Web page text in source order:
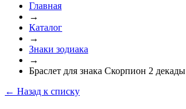
Главная
→
Каталог
→
Знаки зодиака
→
Браслет для знака Скорпион 2 декады
← Назад к списку